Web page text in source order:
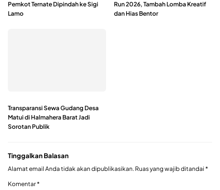
Pemkot Ternate Dipindah ke Sigi
Lamo
Run 2026, Tambah Lomba Kreatif
dan Hias Bentor
Transparansi Sewa Gudang Desa
Matui di Halmahera Barat Jadi
Sorotan Publik
Tinggalkan Balasan
Alamat email Anda tidak akan dipublikasikan. Ruas yang wajib ditandai *
Komentar*